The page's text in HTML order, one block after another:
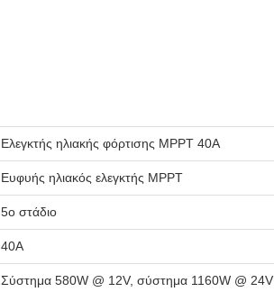
Ελεγκτής ηλιακής φόρτισης MPPT 40A
Ευφυής ηλιακός ελεγκτής MPPT
5ο στάδιο
40Α
Σύστημα 580W @ 12V, σύστημα 1160W @ 24V